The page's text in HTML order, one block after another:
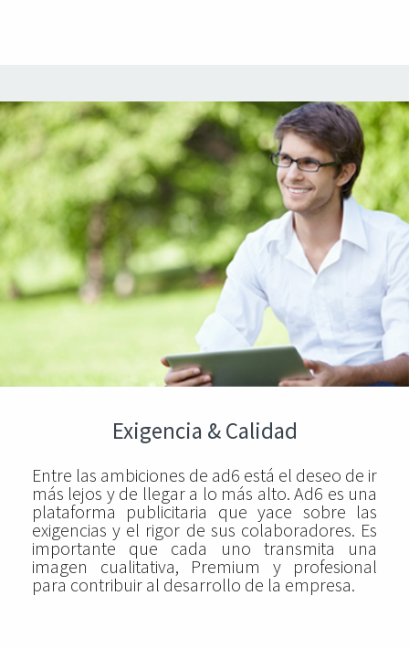
Exigencia & Calidad
Entre las ambiciones de ad6 está el deseo de ir
más lejos y de llegar a lo más alto. Ad6 es una
plataforma publicitaria que yace sobre las
exigencias y el rigor de sus colaboradores. Es
importante que cada uno transmita una
imagen cualitativa, Premium y profesional
para contribuir al desarrollo de la empresa.